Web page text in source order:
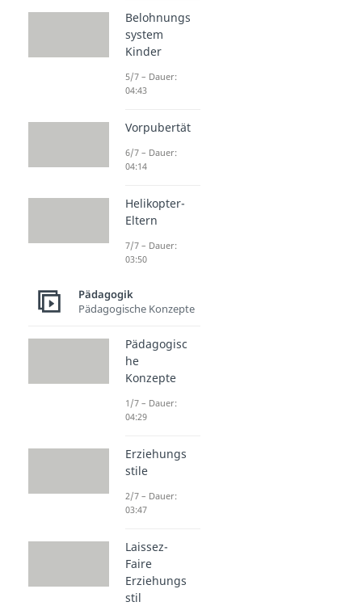
Belohnungs
system
Kinder
5/7 – Dauer:
04:43
Vorpubertät
6/7 – Dauer:
04:14
Helikopter-
Eltern
7/7 – Dauer:
03:50
Pädagogik
Pädagogische Konzepte
Pädagogisc
he
Konzepte
1/7 – Dauer:
04:29
Erziehungs
stile
2/7 – Dauer:
03:47
Laissez-
Faire
Erziehungs
stil